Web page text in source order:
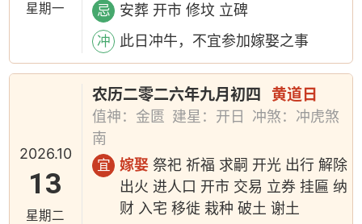
星期一 忌 安葬 开市 修坟 立碑
冲 此日冲牛，不宜参加嫁娶之事
2026.10
13
星期二
农历二零二六年九月初四 黄道日
值神：金匮 建星：开日
冲煞：冲虎煞
南
宜 嫁娶 祭祀 祈福 求嗣 开光 出行 解除
出火 进人口 开市 交易 立券 挂匾 纳
财 入宅 移徙 栽种 破土 谢土